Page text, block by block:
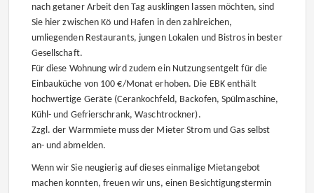
nach getaner Arbeit den Tag ausklingen lassen möchten, sind
Sie hier zwischen Kö und Hafen in den zahlreichen,
umliegenden Restaurants, jungen Lokalen und Bistros in bester
Gesellschaft.
Für diese Wohnung wird zudem ein Nutzungsentgelt für die
Einbauküche von 100 €/Monat erhoben. Die EBK enthält
hochwertige Geräte (Cerankochfeld, Backofen, Spülmaschine,
Kühl- und Gefrierschrank, Waschtrockner).
Zzgl. der Warmmiete muss der Mieter Strom und Gas selbst
an- und abmelden.
Wenn wir Sie neugierig auf dieses einmalige Mietangebot
machen konnten, freuen wir uns, einen Besichtigungstermin